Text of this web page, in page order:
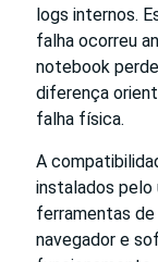
logs internos.
falha ocorreu
notebook
diferença
falha física.
A
instalados pelo
ferramentas
navegador e